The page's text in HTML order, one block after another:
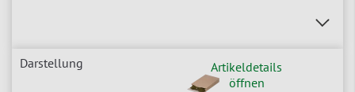
Artikeldetails
öffnen